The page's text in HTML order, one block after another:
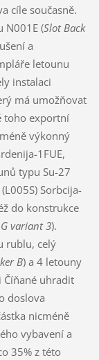
cíle současně.
N001E (Slot Back
a
letounu
instalaci
má umožňovat
toho exportní
výkonný
1FUE,
typu Su-27
Sorbcija-
do konstrukce
variant 3).
rublu, celý
B) a 4 letouny
Číňané uhradit
doslova
nicméně
vybavení a
35% z této